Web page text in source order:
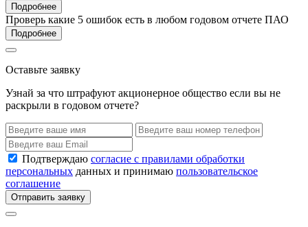
Подробнее
Проверь какие 5 ошибок есть в любом годовом отчете ПАО
Подробнее
Оставьте заявку
Узнай за что штрафуют акционерное общество если вы не
раскрыли в годовом отчете?
Подтверждаю согласие с правилами обработки
персональных данных и принимаю пользовательское
соглашение
Отправить заявку